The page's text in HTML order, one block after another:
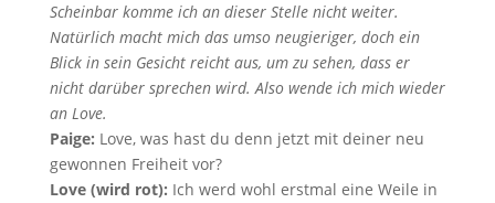
Scheinbar komme ich an dieser Stelle nicht weiter.
Natürlich macht mich das umso neugieriger, doch ein
Blick in sein Gesicht reicht aus, um zu sehen, dass er
nicht darüber sprechen wird. Also wende ich mich wieder
an Love.
Paige: Love, was hast du denn jetzt mit deiner neu
gewonnen Freiheit vor?
Love (wird rot): Ich werd wohl erstmal eine Weile in